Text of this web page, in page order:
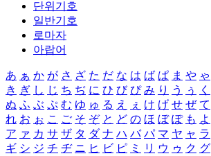
단위기호
일반기호
로마자
아랍어
あ ぁ か が さ ざ た だ な は ば ぱ ま や ゃ
き ぎ し じ ち ぢ に ひ び ぴ み り う ぅ く
ぬ ふ ぶ ぷ む ゆ ゅ る え ぇ け げ せ ぜ て
れ お ぉ こ ご そ ぞ と ど の ほ ぼ ぽ も よ
ア ァ カ サ ザ タ ダ ナ ハ バ パ マ ヤ ャ ラ
ギ シ ジ チ ヂ ニ ヒ ビ ピ ミ リ ウ ゥ ク グ